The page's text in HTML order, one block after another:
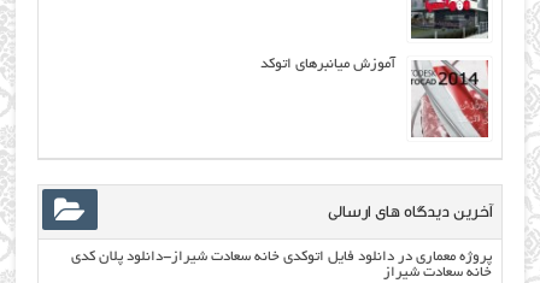
آموزش میانبرهای اتوکد
آخرین دیدگاه های ارسالی
پروژه معماری دردانلود فایل اتوکدی خانه سعادت شیراز-دانلود پلان کدی
خانه سعادت شیراز